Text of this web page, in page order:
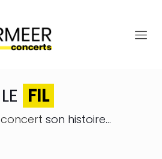
LE FIL
concert son histoire...